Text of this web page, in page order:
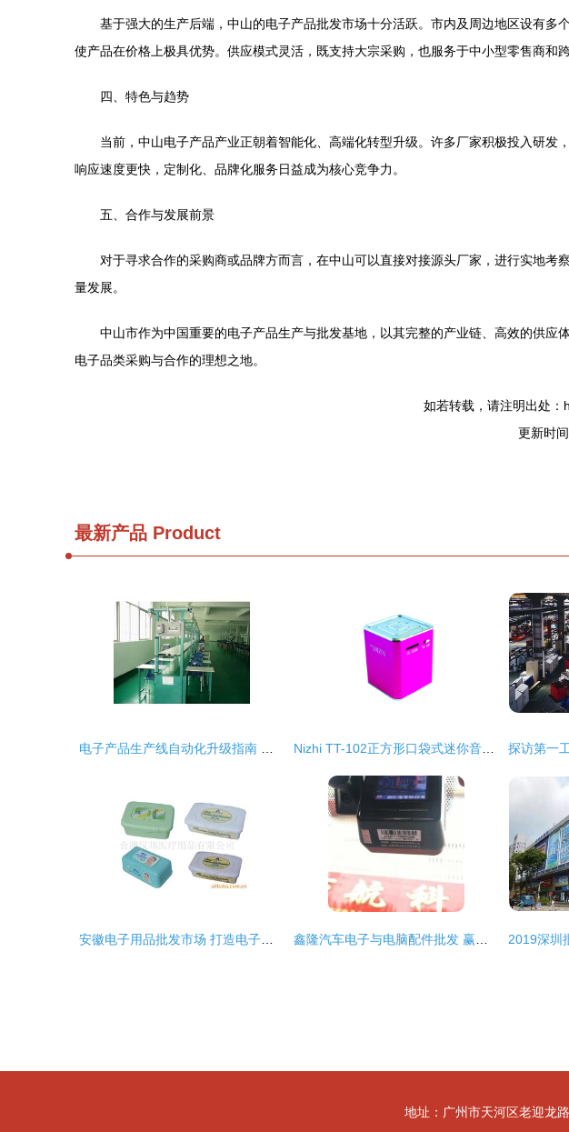
基于强大的生产后端，中山的电子产品批发市场十分活跃。市内及周边地区设有多
使产品在价格上极具优势。供应模式灵活，既支持大宗采购，也服务于中小型零售商和
四、特色与趋势
当前，中山电子产品产业正朝着智能化、高端化转型升级。许多厂家积极投入研
响应速度更快，定制化、品牌化服务日益成为核心竞争力。
五、合作与发展前景
对于寻求合作的采购商或品牌方而言，在中山可以直接对接源头厂家，进行实地
量发展。
中山市作为中国重要的电子产品生产与批发基地，以其完整的产业链、高效的供
电子品类采购与合作的理想之地。
如若转载，请注明出处
更新时
最新产品 Product
地址：广州市天河区老迎龙